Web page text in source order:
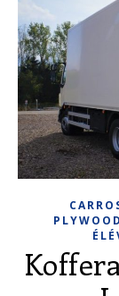
PLYWOOD